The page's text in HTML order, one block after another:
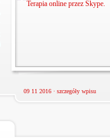
09 11 2016 · szczegóły wpisu